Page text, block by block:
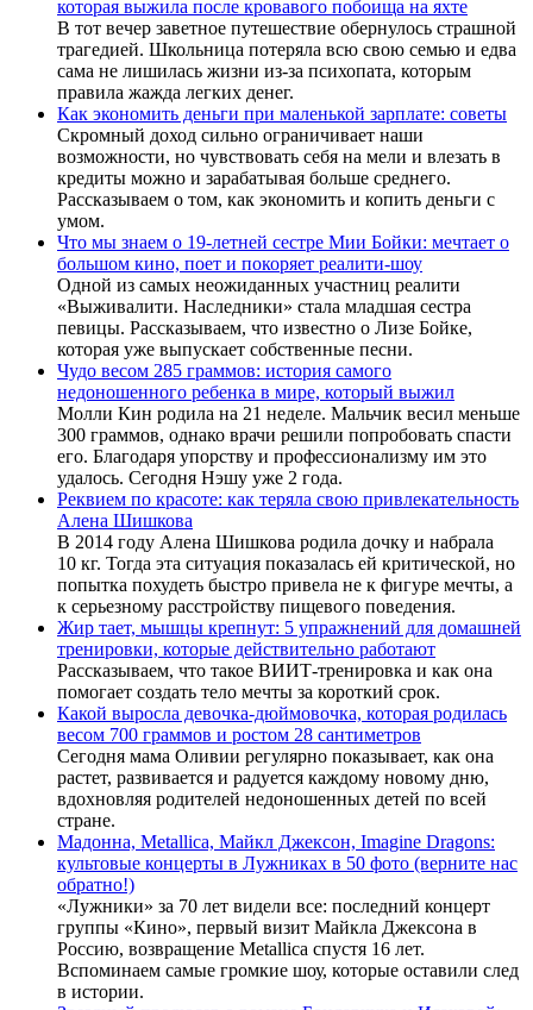
которая выжила после кровавого побоища на яхте
В тот вечер заветное путешествие обернулось страшной
трагедией. Школьница потеряла всю свою семью и едва
сама не лишилась жизни из-за психопата, которым
правила жажда легких денег.
Как экономить деньги при маленькой зарплате: советы
Скромный доход сильно ограничивает наши
возможности, но чувствовать себя на мели и влезать в
кредиты можно и зарабатывая больше среднего.
Рассказываем о том, как экономить и копить деньги с
умом.
Что мы знаем о 19-летней сестре Мии Бойки: мечтает о
большом кино, поет и покоряет реалити-шоу
Одной из самых неожиданных участниц реалити
«Выживалити. Наследники» стала младшая сестра
певицы. Рассказываем, что известно о Лизе Бойке,
которая уже выпускает собственные песни.
Чудо весом 285 граммов: история самого
недоношенного ребенка в мире, который выжил
Молли Кин родила на 21 неделе. Мальчик весил меньше
300 граммов, однако врачи решили попробовать спасти
его. Благодаря упорству и профессионализму им это
удалось. Сегодня Нэшу уже 2 года.
Реквием по красоте: как теряла свою привлекательность
Алена Шишкова
В 2014 году Алена Шишкова родила дочку и набрала
10 кг. Тогда эта ситуация показалась ей критической, но
попытка похудеть быстро привела не к фигуре мечты, а
к серьезному расстройству пищевого поведения.
Жир тает, мышцы крепнут: 5 упражнений для домашней
тренировки, которые действительно работают
Рассказываем, что такое ВИИТ-тренировка и как она
помогает создать тело мечты за короткий срок.
Какой выросла девочка-дюймовочка, которая родилась
весом 700 граммов и ростом 28 сантиметров
Сегодня мама Оливии регулярно показывает, как она
растет, развивается и радуется каждому новому дню,
вдохновляя родителей недоношенных детей по всей
стране.
Мадонна, Metallica, Майкл Джексон, Imagine Dragons:
культовые концерты в Лужниках в 50 фото (верните нас
обратно!)
«Лужники» за 70 лет видели все: последний концерт
группы «Кино», первый визит Майкла Джексона в
Россию, возвращение Metallica спустя 16 лет.
Вспоминаем самые громкие шоу, которые оставили след
в истории.